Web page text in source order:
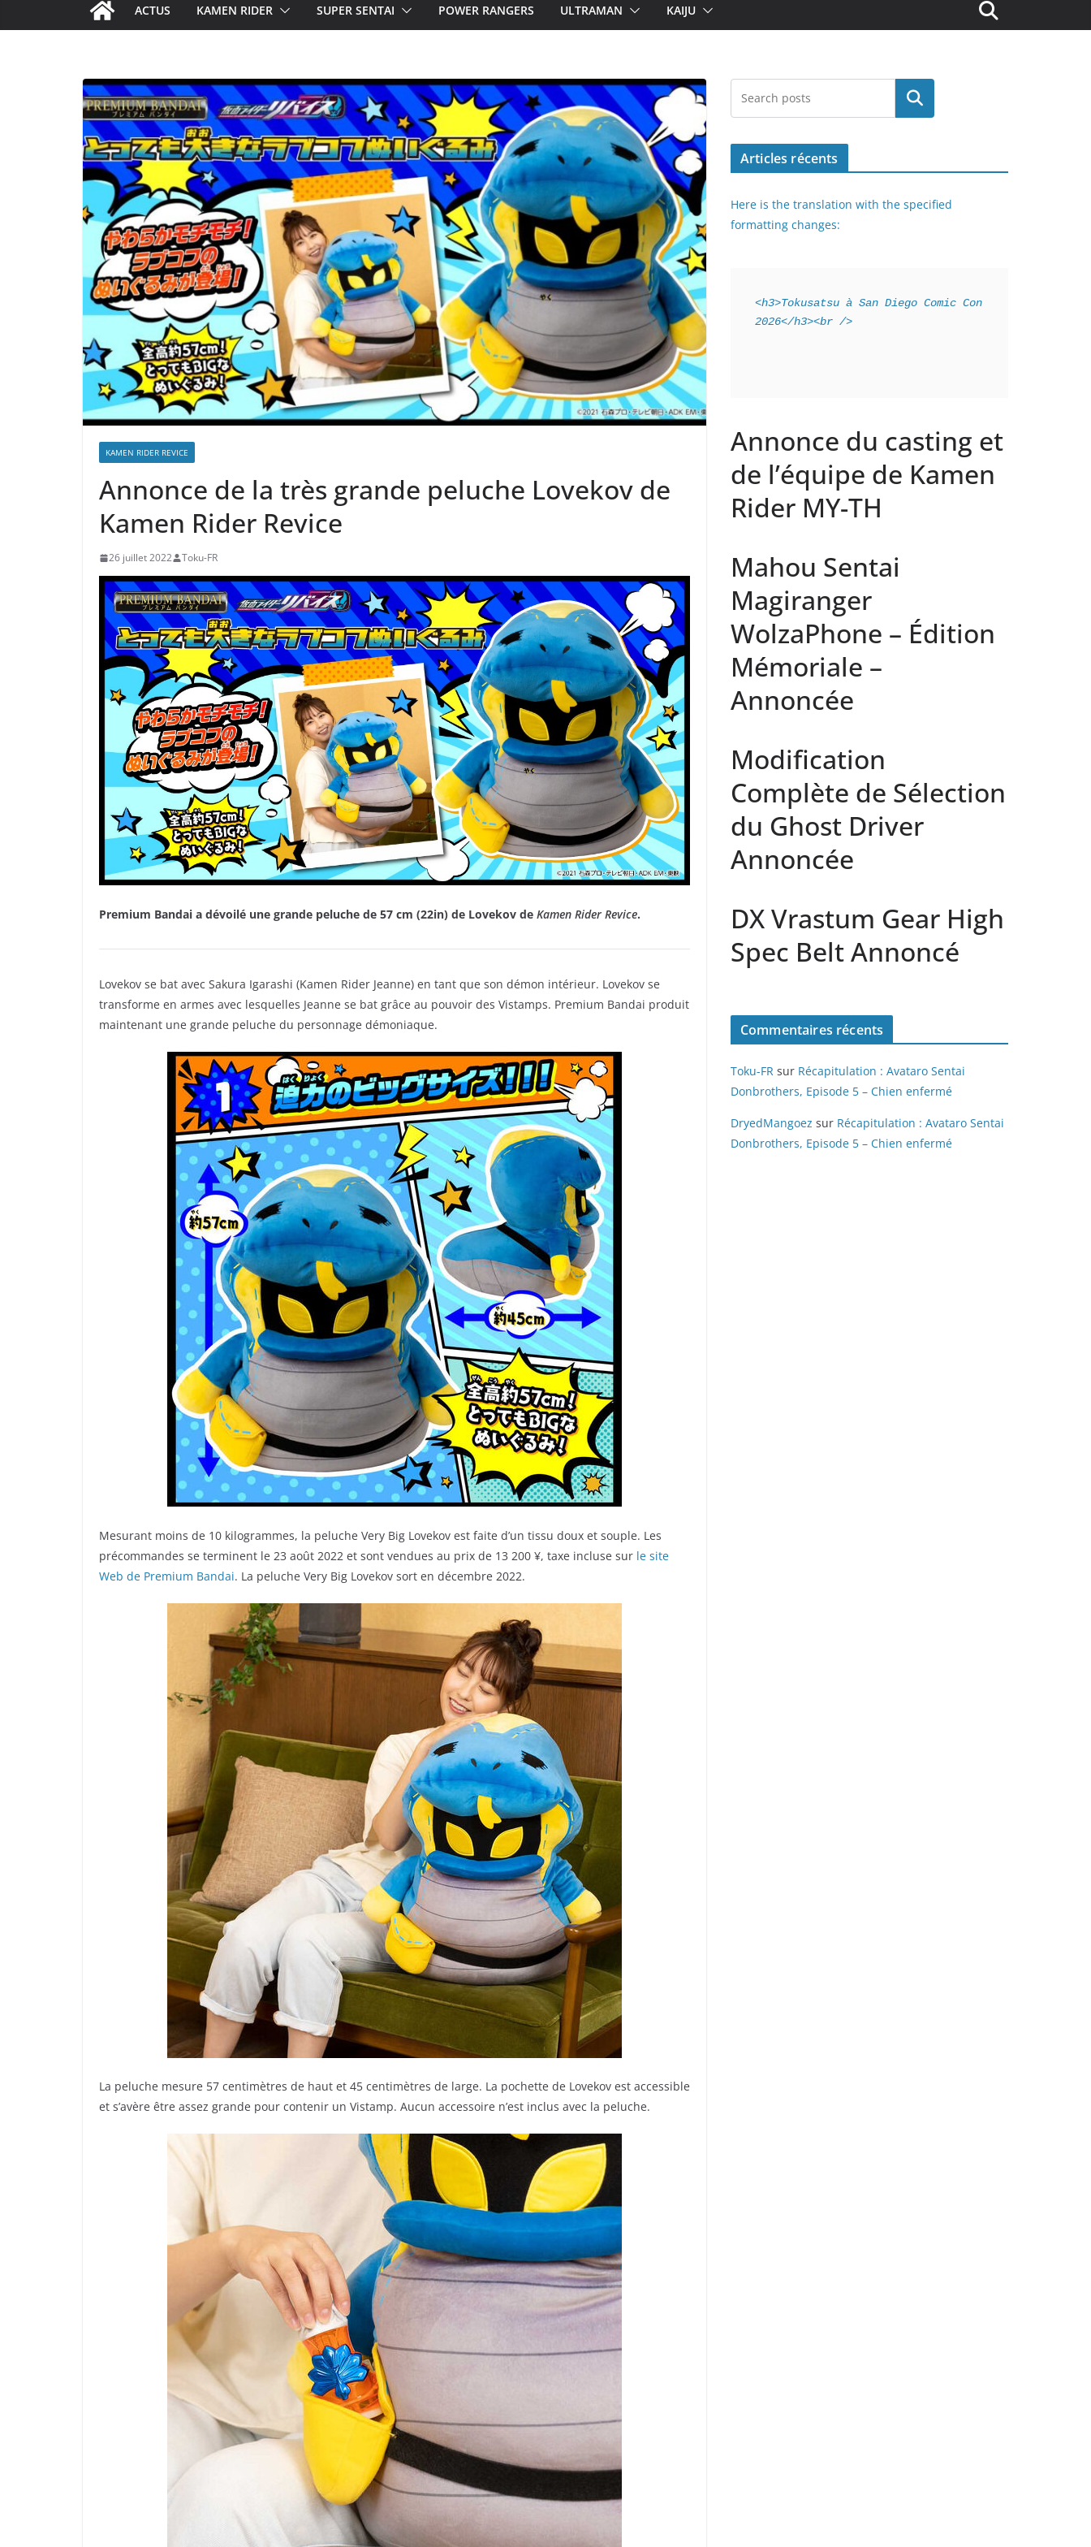
ACTUS KAMEN RIDER SUPER SENTAI POWER RANGERS ULTRAMAN KAIJU
KAMEN RIDER REVICE
Annonce de la très grande peluche Lovekov de
Kamen Rider Revice
26 juillet 2022 Toku-FR
Premium Bandai a dévoilé une grande peluche de 57 cm (22in) de Lovekov de Kamen Rider Revice.
Lovekov se bat avec Sakura Igarashi (Kamen Rider Jeanne) en tant que son démon intérieur. Lovekov se
transforme en armes avec lesquelles Jeanne se bat grâce au pouvoir des Vistamps. Premium Bandai produit
maintenant une grande peluche du personnage démoniaque.
Mesurant moins de 10 kilogrammes, la peluche Very Big Lovekov est faite d’un tissu doux et souple. Les
précommandes se terminent le 23 août 2022 et sont vendues au prix de 13 200 ¥, taxe incluse sur le site
Web de Premium Bandai. La peluche Very Big Lovekov sort en décembre 2022.
La peluche mesure 57 centimètres de haut et 45 centimètres de large. La pochette de Lovekov est accessible
et s’avère être assez grande pour contenir un Vistamp. Aucun accessoire n’est inclus avec la peluche.
Rechercher
Articles récents
Here is the translation with the specified
formatting changes:
<h3>Tokusatsu à San Diego Comic Con
2026</h3><br />
Annonce du casting et
de l’équipe de Kamen
Rider MY-TH
Mahou Sentai
Magiranger
WolzaPhone – Édition
Mémoriale –
Annoncée
Modification
Complète de Sélection
du Ghost Driver
Annoncée
DX Vrastum Gear High
Spec Belt Annoncé
Commentaires récents
Toku-FR sur Récapitulation : Avataro Sentai
Donbrothers, Episode 5 – Chien enfermé
DryedMangoez sur Récapitulation : Avataro Sentai
Donbrothers, Episode 5 – Chien enfermé